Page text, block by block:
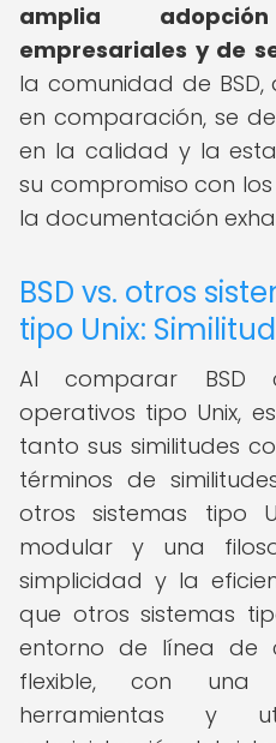
amplia
empresariales y de
la comunidad de
en comparación, se
en la calidad y la
su compromiso con
la documentación
BSD vs. otros
tipo Unix:
Al comparar BSD
operativos tipo Unix,
tanto sus similitudes
términos de
otros sistemas tipo
modular y una
simplicidad y la
que otros sistemas
entorno de línea de
flexible, con
herramientas y